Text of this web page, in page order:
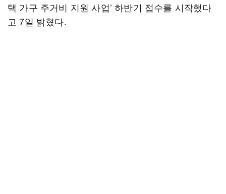
택 가구 주거비 지원 사업’ 하반기 접수를 시작했다
고 7일 밝혔다.